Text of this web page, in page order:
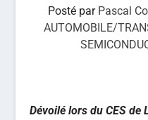
Posté par Pascal
AUTOMOBILE/
Dévoilé lors du CES de